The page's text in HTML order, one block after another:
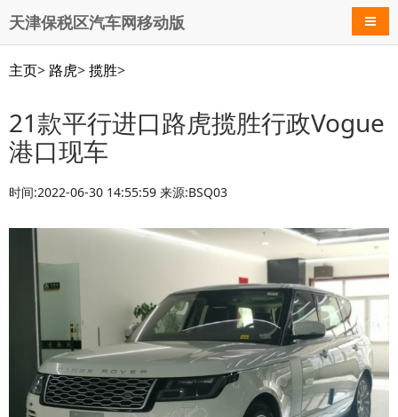
天津保税区汽车网移动版 导航
主页> 路虎>揽胜>
21款平行进口路虎揽胜行政Vogue
港口现车
时间:2022-06-30 14:55:59 来源:BSQ03